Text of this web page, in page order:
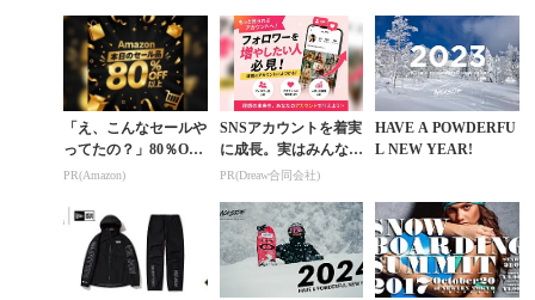
「え、こんなセールや
ってたの？」80％OFF
以上が続々登場！Am
PR(Amazon)
SNSアカウントを着実
に成長。実はみんなコ
コ使ってます。
PR(Dreaw合同会社)
HAVE A POWDERFU
L NEW YEAR!